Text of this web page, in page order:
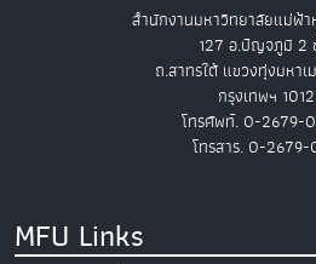
สำนักงานมหาวิทยาลัยแม่ฟ้า
127 อ.ปัญจภูมิ 2
ถ.สาทรใต้ แขวงทุ่งมหาเ
กรุงเทพฯ
โทรศัพท์. 0-2679-
โทรสาร. 0-
MFU Links